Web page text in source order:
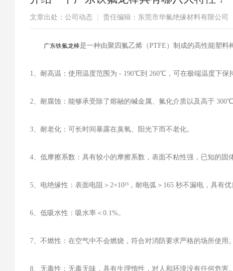
文章出处：公司动态 责任编辑：东莞市华氟绝缘材料有限公司
​广东铁氟龙棒是一种由聚四氟乙烯（PTFE）制成的高性能塑料
1、耐高温：使用温度范围为 - 190℃到 260℃，可在极端温度下保
2、耐腐蚀：能够承受除了熔融的碱金属、氟化介质以及高于
3、耐老化：可长时间暴露在臭氧、阳光下而不老化。
4、低摩擦系数：具有较小的摩擦系数，表面不粘性强，已知的固
5、电绝缘性：表面电阻＞2×10¹³，耐电弧＞165 秒不漏电，具有优
6、低吸水性：吸水率＜0.1%。
7、不燃性：在空气中不会燃烧，符合对消防要求严格的场所使用。
8、无毒性：无毒无味，具有生理惰性，对人和环境没有任何危害。